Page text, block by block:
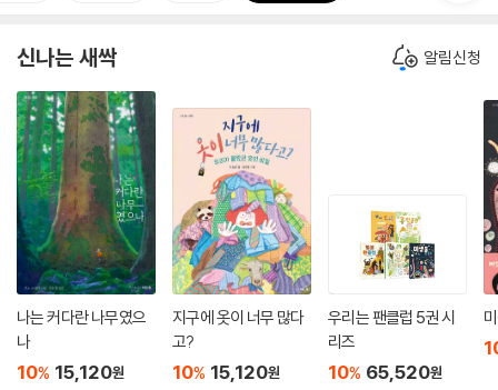
신나는 새싹 알림신청
나는 커다란 나무였으
나
10% 15,120원
지구에 옷이 너무 많다
고?
10% 15,120원
우리는 팬클럽 5권 시
리즈
10% 65,520원